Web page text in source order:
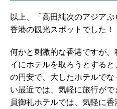
以上、「高田純次のアジア
香港の観光スポットでした！
何かと刺激的な香港ですが
イにホテルを取ろうとする
の円安で、大したホテルで
い最近では、気軽に旅行が
員御礼ホテルでは、気軽に香